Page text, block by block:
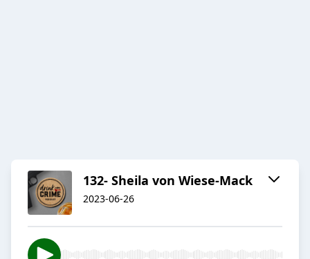
132- Sheila von Wiese-Mack
2023-06-26